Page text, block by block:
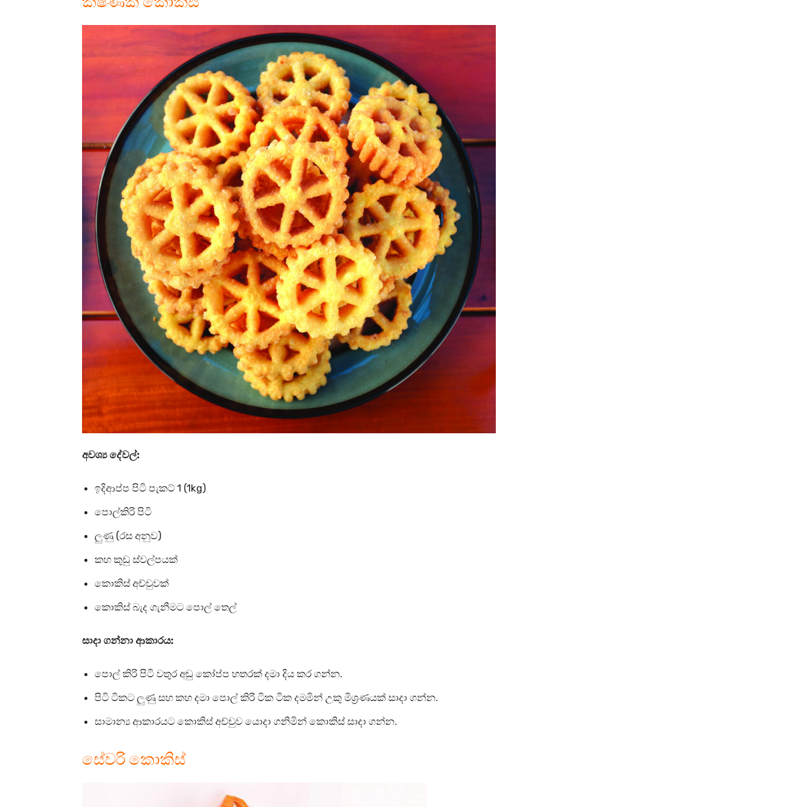
අවශ්‍ය දේවල්:
ඉදිආප්ප පිටි පැකට් 1 (1kg)
පොල්කිරි පිටි
ලුණු (රස අනුව)
කහ කුඩු ස්වල්පයක්
කොකිස් අච්චුවක්
කොකිස් බැද ගැනීමට පොල් තෙල්
සාදා ගන්නා ආකාරය:
පොල් කිරි පිටි වතුර අඬු කෝප්ප හතරක් දමා දිය කර ගන්න.
පිටි ටිකට ලුණු සහ කහ දමා පොල් කිරි ටික ටික දමමින් උකු මිශ්‍රණයක් සාදා ගන්න.
සාමාන්‍ය ආකාරයට කොකිස් අච්චුව යොදා ගනිමින් කොකිස් සාදා ගන්න.
සේවරි කොකිස්